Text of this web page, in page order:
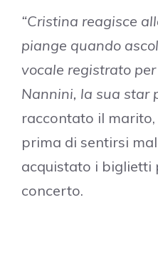
“Cristina reagisce
piange quando
vocale registrato
Nannini, la sua star
raccontato il
prima di sentirsi
acquistato i biglietti
concerto.